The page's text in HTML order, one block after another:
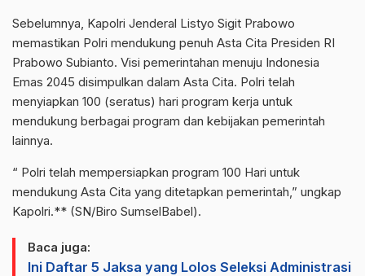
Sebelumnya, Kapolri Jenderal Listyo Sigit Prabowo
memastikan Polri mendukung penuh Asta Cita Presiden RI
Prabowo Subianto. Visi pemerintahan menuju Indonesia
Emas 2045 disimpulkan dalam Asta Cita. Polri telah
menyiapkan 100 (seratus) hari program kerja untuk
mendukung berbagai program dan kebijakan pemerintah
lainnya.
“ Polri telah mempersiapkan program 100 Hari untuk
mendukung Asta Cita yang ditetapkan pemerintah,” ungkap
Kapolri.** (SN/Biro SumselBabel).
Baca juga:
Ini Daftar 5 Jaksa yang Lolos Seleksi Administrasi